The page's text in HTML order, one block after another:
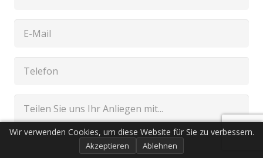
Wir verwenden Cookies, um diese Website für Sie zu verbessern.
Akzeptieren Ablehnen